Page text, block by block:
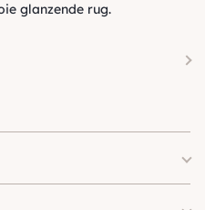
glanzende rug.